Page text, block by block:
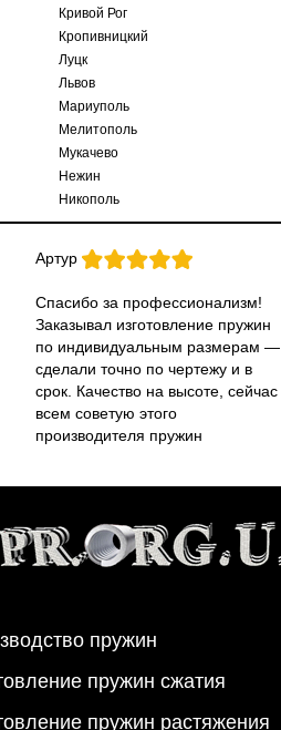
Кривой Рог
Кропивницкий
Луцк
Львов
Мариуполь
Мелитополь
Мукачево
Нежин
Никополь
Артур
Спасибо за профессионализм!
Заказывал изготовление пружин
по индивидуальным размерам —
сделали точно по чертежу и в
срок. Качество на высоте, сейчас
всем советую этого
производителя пружин
пружин
пружин сжатия
пружин растяжения